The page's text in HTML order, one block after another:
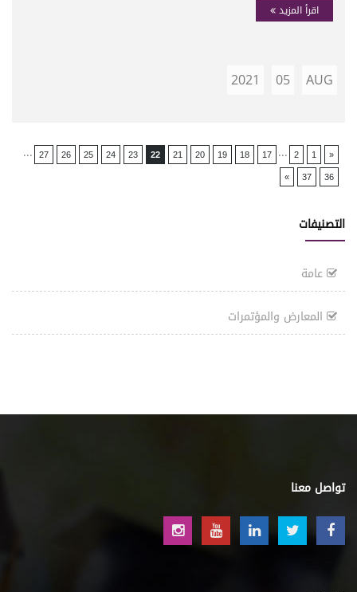
اقرأ المزيد
AUG
05
2021
«
1
2
...
17
18
19
20
21
22
23
24
25
26
27
...
36
37
»
التصنيفات
عامة
المعارض والمؤتمرات
تواصل معنا